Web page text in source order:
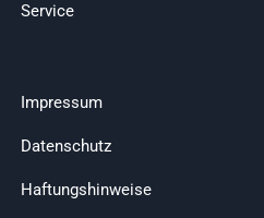
Service
Impressum
Datenschutz
Haftungshinweise